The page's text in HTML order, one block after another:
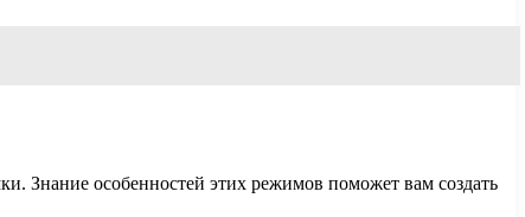
Знание особенностей этих режимов поможет вам создать